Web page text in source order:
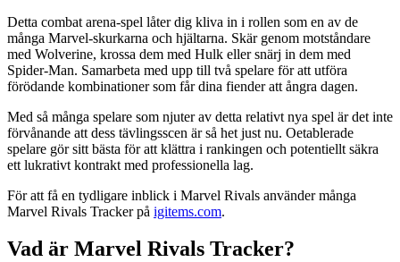
Detta combat arena-spel låter dig kliva in i rollen som en av de
många Marvel-skurkarna och hjältarna. Skär genom motståndare
med Wolverine, krossa dem med Hulk eller snärj in dem med
Spider-Man. Samarbeta med upp till två spelare för att utföra
förödande kombinationer som får dina fiender att ångra dagen.
Med så många spelare som njuter av detta relativt nya spel är det inte
förvånande att dess tävlingsscen är så het just nu. Oetablerade
spelare gör sitt bästa för att klättra i rankingen och potentiellt säkra
ett lukrativt kontrakt med professionella lag.
För att få en tydligare inblick i Marvel Rivals använder många
Marvel Rivals Tracker på igitems.com.
Vad är Marvel Rivals Tracker?